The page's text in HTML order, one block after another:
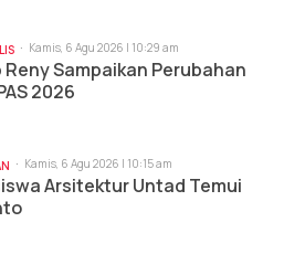
Kamis, 6 Agu 2026 | 10:29 am
Reny Sampaikan Perubahan
2026
Kamis, 6 Agu 2026 | 10:15 am
Arsitektur Untad Temui